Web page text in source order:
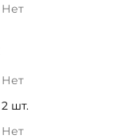
Нет
Нет
2 шт.
Нет